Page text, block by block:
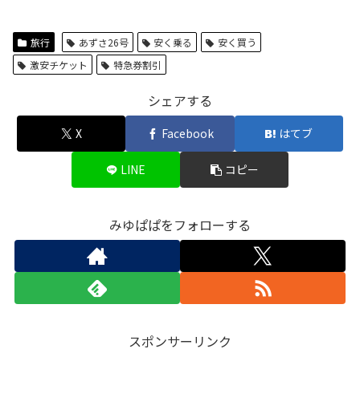
旅行 あずさ26号 安く乗る
安く買う
激安チケット
特急券割引
シェアする
X Facebook はてブ
LINE コピー
みゆぱぱをフォローする
スポンサーリンク